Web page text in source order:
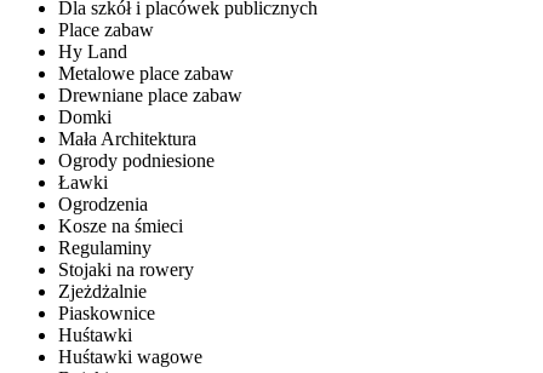
Dla szkół i placówek publicznych
Place zabaw
Hy Land
Metalowe place zabaw
Drewniane place zabaw
Domki
Mała Architektura
Ogrody podniesione
Ławki
Ogrodzenia
Kosze na śmieci
Regulaminy
Stojaki na rowery
Zjeżdżalnie
Piaskownice
Huśtawki
Huśtawki wagowe